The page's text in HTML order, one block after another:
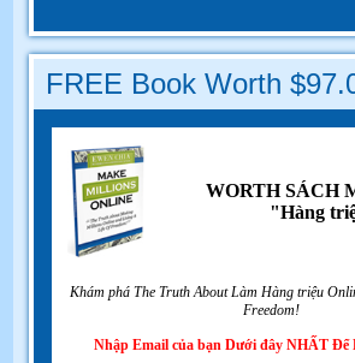
FREE Book Worth
WORTH SÁCH
"Hàng
Khám phá The Truth About Làm Hàng triệu
Freedom!
Nhập Email của bạn Dưới đây NHẤT Để